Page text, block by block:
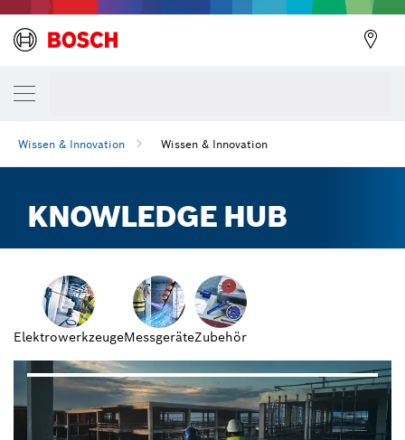
Wissen & Innovation Wissen & Innovation
KNOWLEDGE HUB
ElektrowerkzeugeMessgeräteZubehör